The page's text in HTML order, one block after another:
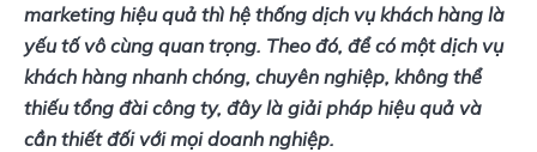
marketing hiệu quả thì hệ thống dịch vụ khách hàng là
yếu tố vô cùng quan trọng. Theo đó, để có một dịch vụ
khách hàng nhanh chóng, chuyên nghiệp, không thể
thiếu tổng đài công ty, đây là giải pháp hiệu quả và
cần thiết đối với mọi doanh nghiệp.